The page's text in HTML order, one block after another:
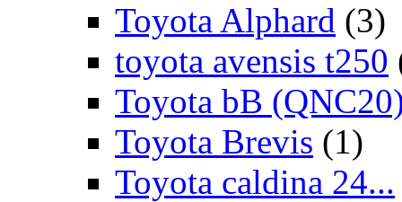
Toyota Alphard (3)
toyota avensis t250
Toyota bB
Toyota Brevis (1)
Toyota caldina 24...